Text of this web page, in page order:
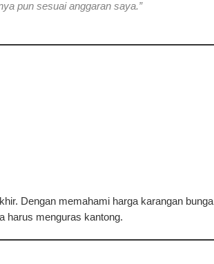
pun sesuai anggaran saya.”
Dengan memahami harga karangan bunga
harus menguras kantong.